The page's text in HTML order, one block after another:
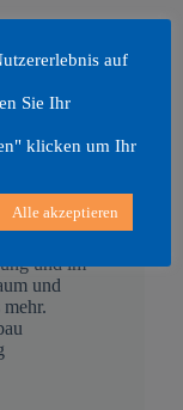
im
Sichtschutz,
und im
und
auf
Sie Ihr
klicken um Ihr
Alle akzeptieren